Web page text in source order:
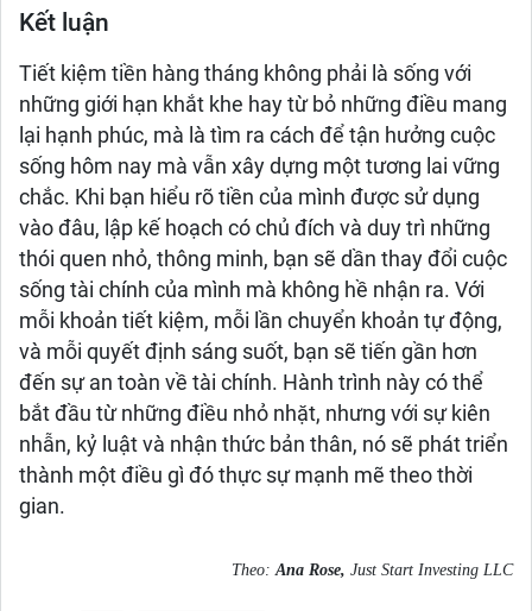
Kết luận
Tiết kiệm tiền hàng tháng không phải là sống với
những giới hạn khắt khe hay từ bỏ những điều mang
lại hạnh phúc, mà là tìm ra cách để tận hưởng cuộc
sống hôm nay mà vẫn xây dựng một tương lai vững
chắc. Khi bạn hiểu rõ tiền của mình được sử dụng
vào đâu, lập kế hoạch có chủ đích và duy trì những
thói quen nhỏ, thông minh, bạn sẽ dần thay đổi cuộc
sống tài chính của mình mà không hề nhận ra. Với
mỗi khoản tiết kiệm, mỗi lần chuyển khoản tự động,
và mỗi quyết định sáng suốt, bạn sẽ tiến gần hơn
đến sự an toàn về tài chính. Hành trình này có thể
bắt đầu từ những điều nhỏ nhặt, nhưng với sự kiên
nhẫn, kỷ luật và nhận thức bản thân, nó sẽ phát triển
thành một điều gì đó thực sự mạnh mẽ theo thời
gian.
Theo:Ana Rose, Just Start Investing LLC